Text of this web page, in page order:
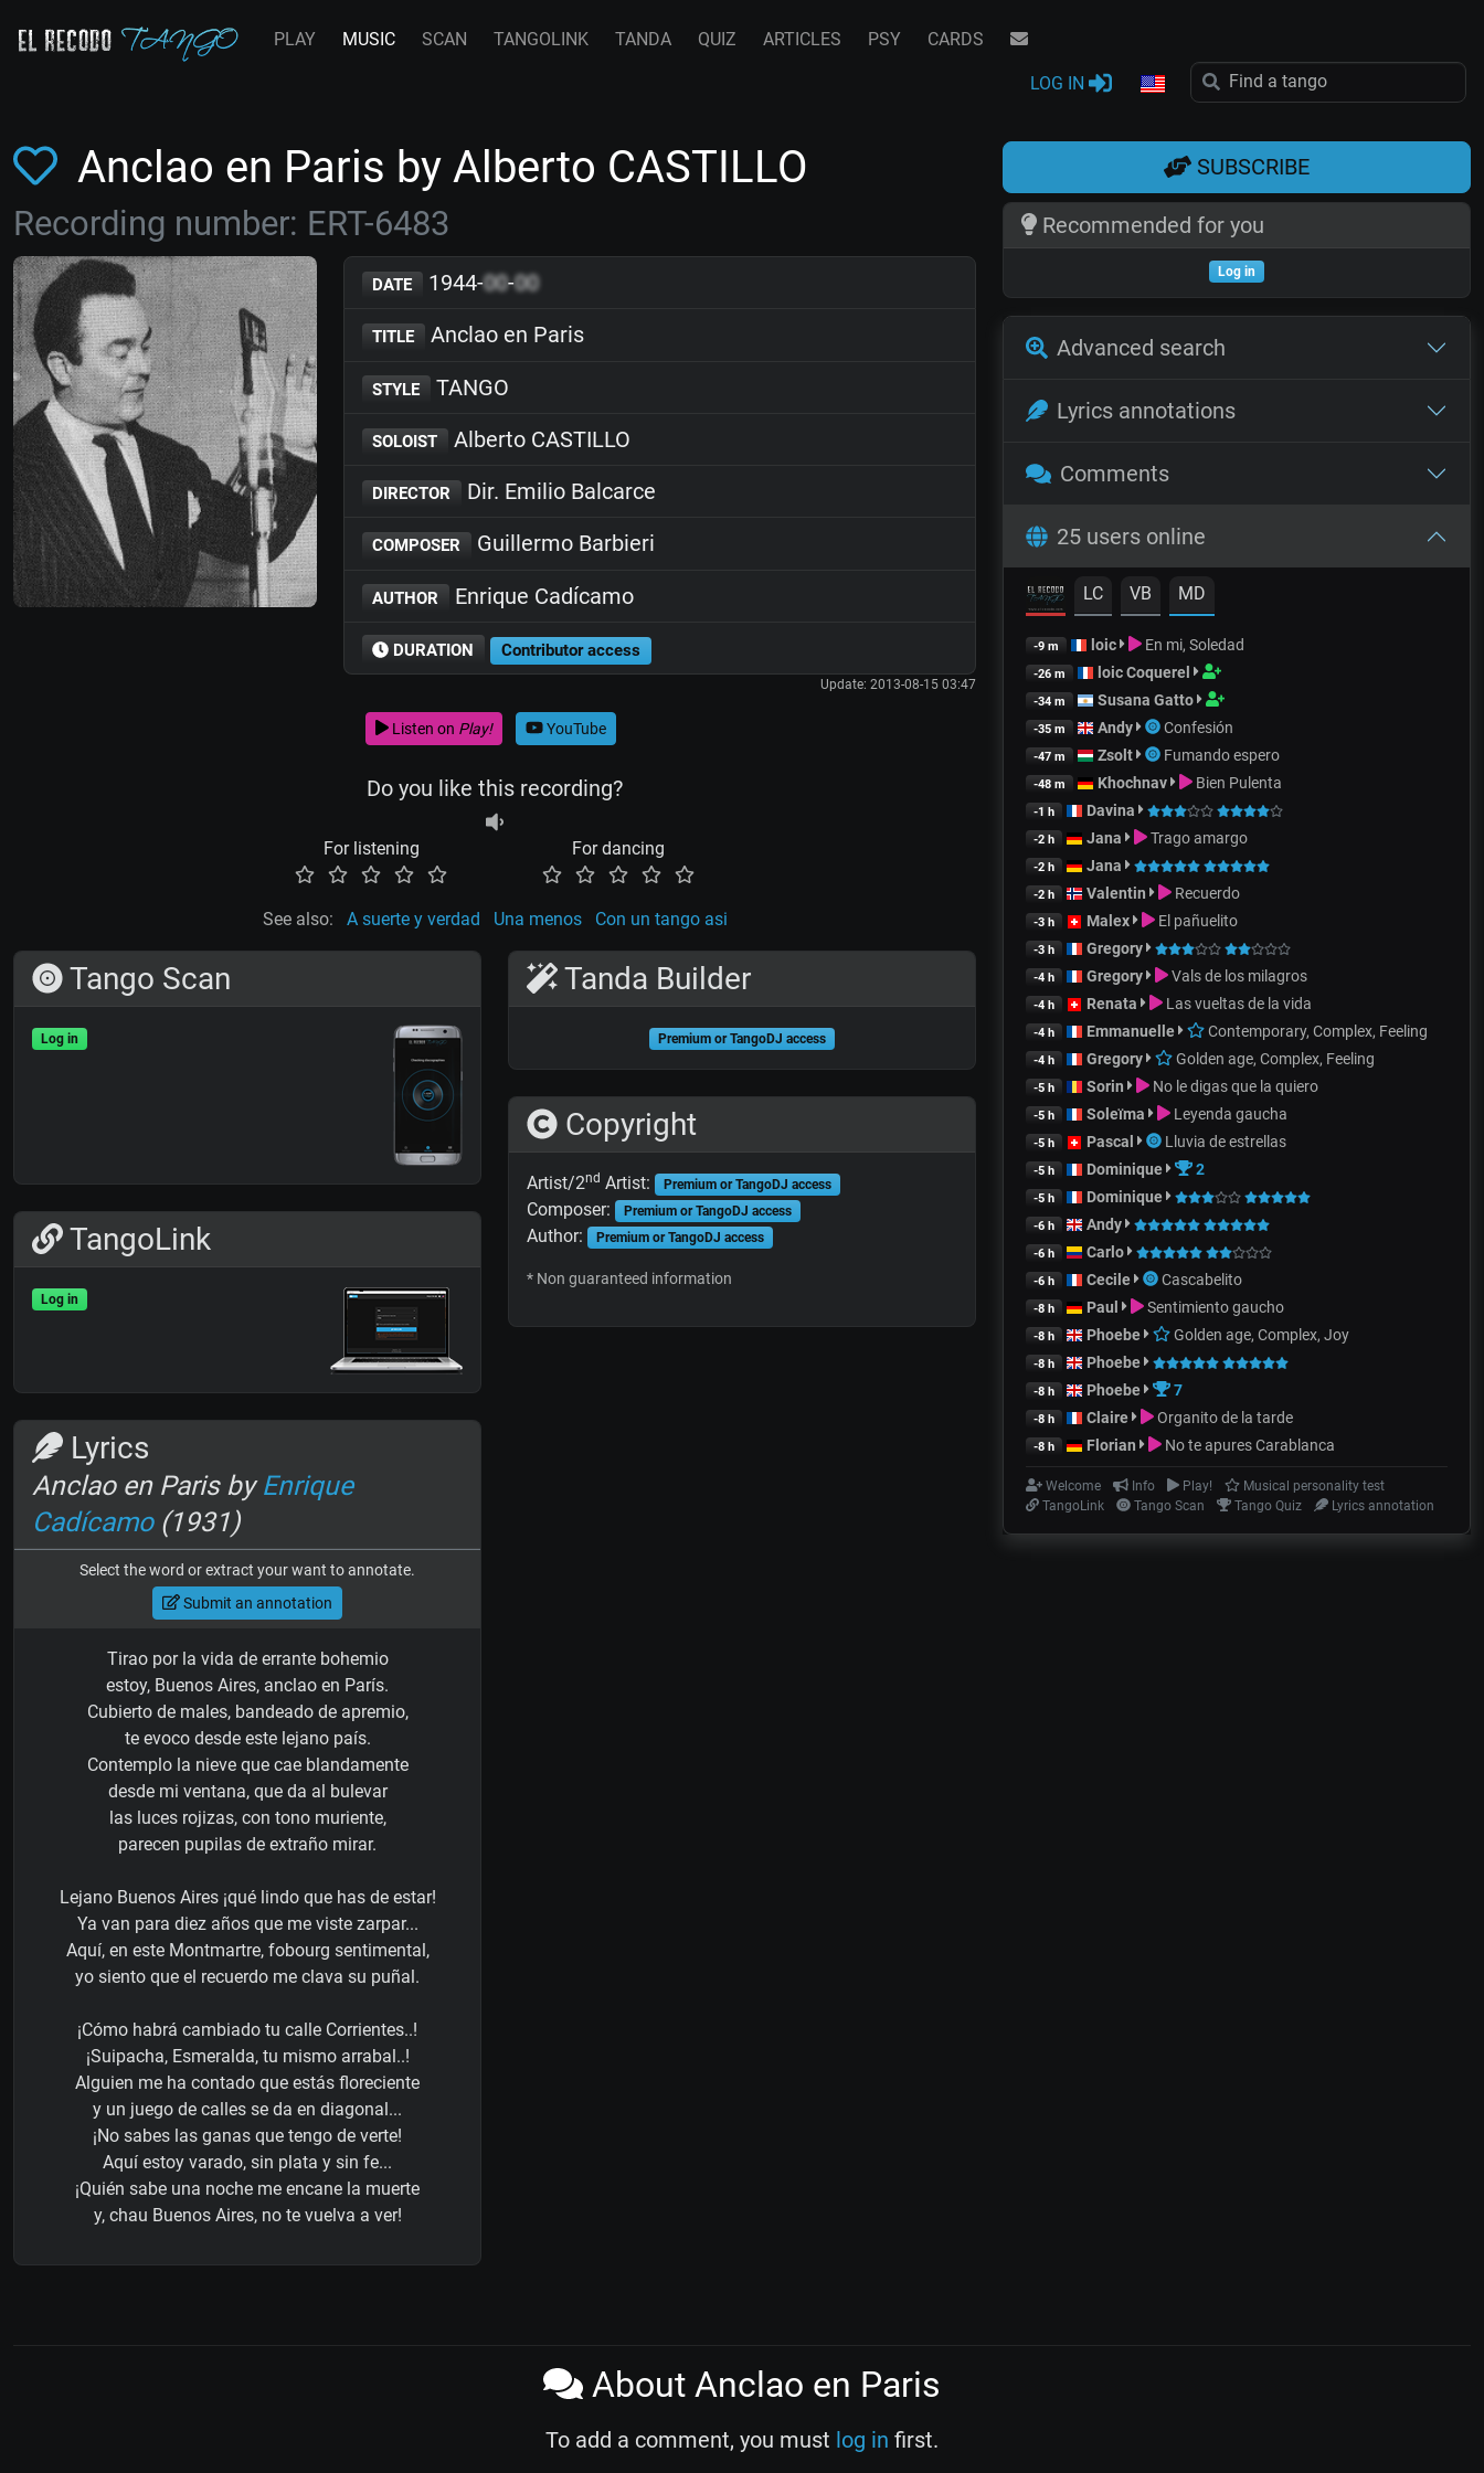
PLAY MUSIC SCAN TANGOLINK TANDA QUIZ ARTICLES PSY CARDS
LOG IN
Anclao en Paris by Alberto CASTILLO
Recording number: ERT-6483
DATE 1944-00-00
TITLE Anclao en Paris
STYLE TANGO
SOLOIST Alberto CASTILLO
DIRECTOR Dir. Emilio Balcarce
COMPOSER Guillermo Barbieri
AUTHOR Enrique Cadícamo
DURATION Contributor access
Update: 2013-08-15 03:47
Listen on Play! YouTube
Do you like this recording?
For listening For dancing
See also: A suerte y verdad Una menos Con un tango asi
Tango Scan
Log in
TangoLink
Log in
Lyrics
Anclao en Paris byEnrique
Cadícamo(1931)
Select the word or extract your want to annotate.
Submit an annotation
Tirao por la vida de errante bohemio
estoy, Buenos Aires, anclao en París.
Cubierto de males, bandeado de apremio,
te evoco desde este lejano país.
Contemplo la nieve que cae blandamente
desde mi ventana, que da al bulevar
las luces rojizas, con tono muriente,
parecen pupilas de extraño mirar.
Lejano Buenos Aires ¡qué lindo que has de estar!
Ya van para diez años que me viste zarpar...
Aquí, en este Montmartre, fobourg sentimental,
yo siento que el recuerdo me clava su puñal.
¡Cómo habrá cambiado tu calle Corrientes..!
¡Suipacha, Esmeralda, tu mismo arrabal..!
Alguien me ha contado que estás floreciente
y un juego de calles se da en diagonal...
¡No sabes las ganas que tengo de verte!
Aquí estoy varado, sin plata y sin fe...
¡Quién sabe una noche me encane la muerte
y, chau Buenos Aires, no te vuelva a ver!
Tanda Builder
Premium or TangoDJ access
Copyright
Artist/2nd Artist: Premium or TangoDJ access
Composer: Premium or TangoDJ access
Author: Premium or TangoDJ access
* Non guaranteed information
SUBSCRIBE
Recommended for you
Log in
Advanced search
Lyrics annotations
Comments
25 users online
LC VB MD
-9 m loic En mi, Soledad
-26 m loic Coquerel
-34 m Susana Gatto
-35 m Andy Confesión
-47 m Zsolt Fumando espero
-48 m Khochnav Bien Pulenta
-1 h Davina
-2 h Jana Trago amargo
-2 h Jana
-2 h Valentin Recuerdo
-3 h Malex El pañuelito
-3 h Gregory
-4 h Gregory Vals de los milagros
-4 h Renata Las vueltas de la vida
-4 h Emmanuelle Contemporary, Complex, Feeling
-4 h Gregory Golden age, Complex, Feeling
-5 h Sorin No le digas que la quiero
-5 h Soleïma Leyenda gaucha
-5 h Pascal Lluvia de estrellas
-5 h Dominique 2
-5 h Dominique
-6 h Andy
-6 h Carlo
-6 h Cecile Cascabelito
-8 h Paul Sentimiento gaucho
-8 h Phoebe Golden age, Complex, Joy
-8 h Phoebe
-8 h Phoebe 7
-8 h Claire Organito de la tarde
-8 h Florian No te apures Carablanca
Welcome Info Play!
Musical personality test
TangoLink
Tango Scan Tango Quiz Lyrics annotation
About Anclao en Paris
To add a comment, you must log in first.